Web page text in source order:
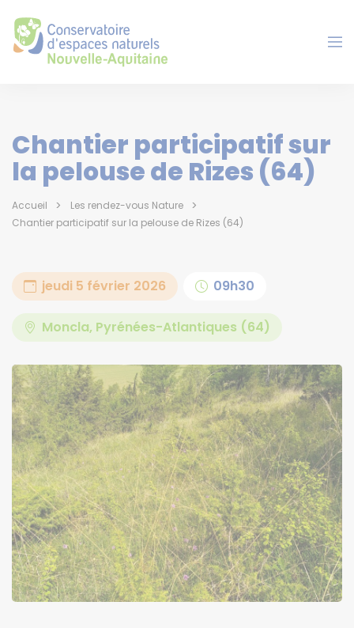
Chantier participatif sur
la pelouse de Rizes (64)
Accueil
Les rendez-vous Nature
Chantier participatif sur la pelouse de Rizes (64)
jeudi 5 février 2026 09h30
Moncla, Pyrénées-Atlantiques (64)